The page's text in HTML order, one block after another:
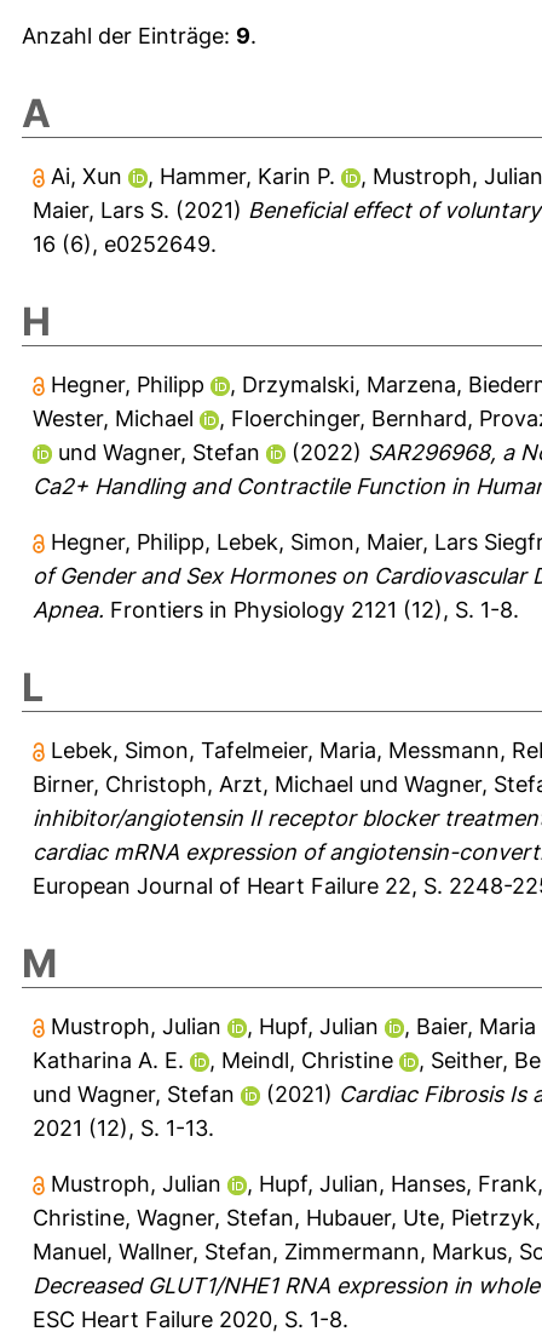
Anzahl der Einträge: 9.
A
Ai, Xun , Hammer, Karin P. , Mustroph, Julian
Maier, Lars S. (2021) Beneficial effect of
16 (6), e0252649.
H
Hegner, Philipp , Drzymalski, Marzena,
Wester, Michael
, Floerchinger, Bernhard,
und Wagner, Stefan (2022) SAR296968, a
Ca2+ Handling and Contractile Function in
Hegner, Philipp, Lebek, Simon, Maier, Lars
of Gender and Sex Hormones on Cardiovascular
Apnea. Frontiers in Physiology 2121 (12), S. 1-8.
L
Lebek, Simon, Tafelmeier, Maria, Messmann,
Birner, Christoph, Arzt, Michael und Wagner,
inhibitor/angiotensin II receptor blocker
cardiac mRNA expression of angiotensin-
European Journal of Heart Failure 22, S. 2248-
M
Mustroph, Julian , Hupf, Julian , Baier, Maria
Katharina A. E.
, Meindl, Christine , Seither,
und Wagner, Stefan (2021) Cardiac Fibrosis Is
2021 (12), S. 1-13.
Mustroph, Julian , Hupf, Julian, Hanses, Frank
Christine, Wagner, Stefan, Hubauer, Ute,
Manuel, Wallner, Stefan, Zimmermann, Markus,
Decreased GLUT1/NHE1 RNA expression in
ESC Heart Failure 2020, S. 1-8.